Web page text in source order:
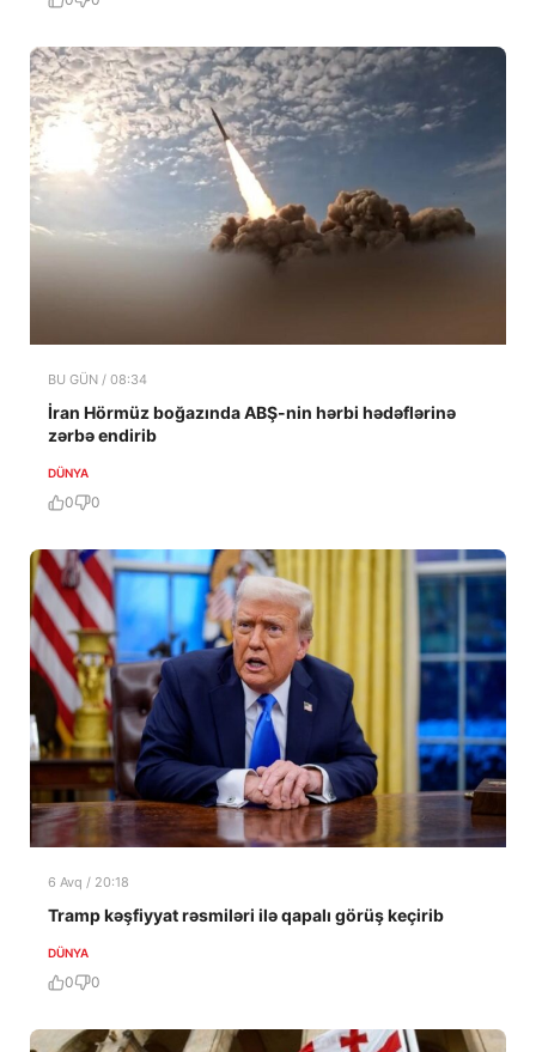
BU GÜN / 08:34
İran Hörmüz boğazında ABŞ-nin hərbi hədəflərinə
zərbə endirib
DÜNYA
0 0
6 Avq / 20:18
Tramp kəşfiyyat rəsmiləri ilə qapalı görüş keçirib
DÜNYA
0 0